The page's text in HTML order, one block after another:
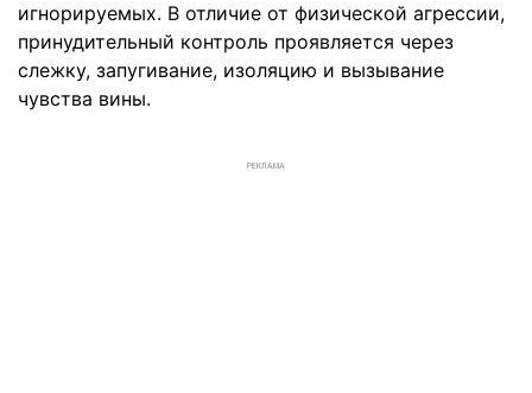
игнорируемых. В отличие от физической агрессии,
принудительный контроль проявляется через
слежку, запугивание, изоляцию и вызывание
чувства вины.
РЕКЛАМА